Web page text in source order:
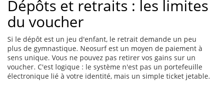
Dépôts et retraits : les limites
du voucher
Si le dépôt est un jeu d'enfant, le retrait demande un peu
plus de gymnastique. Neosurf est un moyen de paiement à
sens unique. Vous ne pouvez pas retirer vos gains sur un
voucher. C'est logique : le système n'est pas un portefeuille
électronique lié à votre identité, mais un simple ticket jetable.